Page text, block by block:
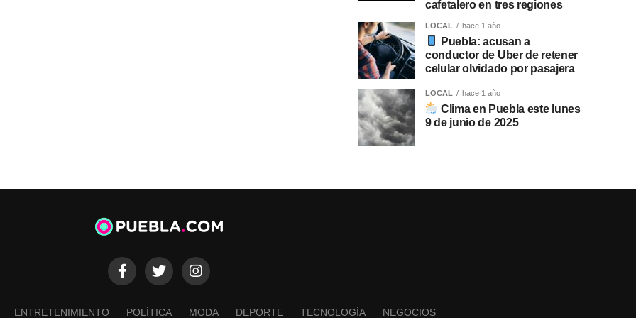
cafetalero en tres regiones
LOCAL hace 1 año
Puebla: acusan a
conductor de Uber de retener
celular olvidado por pasajera
LOCAL hace 1 año
Clima en Puebla este lunes
9 de junio de 2025
ENTRETENIMIENTO POLÍTICA MODA DEPORTE TECNOLOGÍA NEGOCIOS